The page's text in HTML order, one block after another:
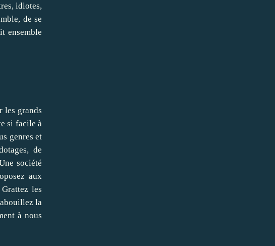
idiotes,
de se
ensemble
les grands
si facile à
genres et
de
société
aux
les
la
à nous